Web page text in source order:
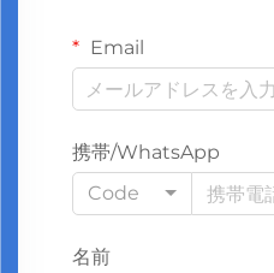
Email
携帯/WhatsApp
Code
名前